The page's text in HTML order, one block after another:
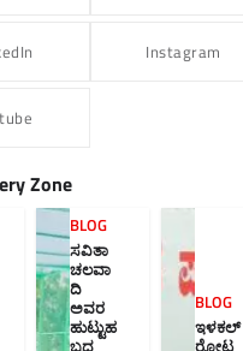
Instagram
Zone
BLOG
ಸವಿತಾ
ಚಲವಾ
ದಿ
ಅವರ
ಹುಟ್ಟುಹ
ಬ್ಬದ
BLOG
ಇಳಕಲ್
ರೋಟ